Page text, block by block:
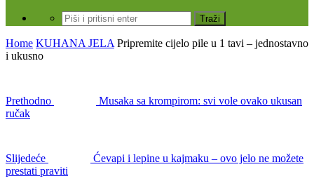
Home KUHANA JELA Pripremite cijelo pile u 1 tavi – jednostavno
i ukusno
Prethodno
Musaka sa krompirom: svi vole ovako ukusan
ručak
Slijedeće
Ćevapi i lepine u kajmaku – ovo jelo ne možete
prestati praviti